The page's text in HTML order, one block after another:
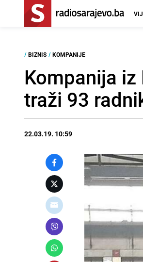
/ BIZNIS / KOMPANIJE
Kompanija
traži 93
22.03.19. 10:59